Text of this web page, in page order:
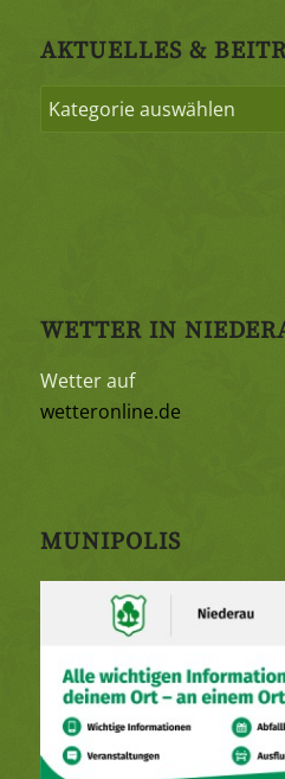
AKTUELLES &
WETTER IN
Wetter auf
wetteronline.de
MUNIPOLIS